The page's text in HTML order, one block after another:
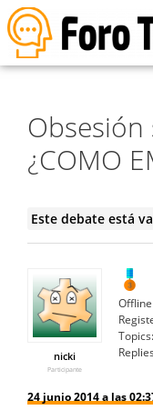
¿COMO
Este debate está
nicki
Participante
Offline
Topics:
24 junio 2014 a las